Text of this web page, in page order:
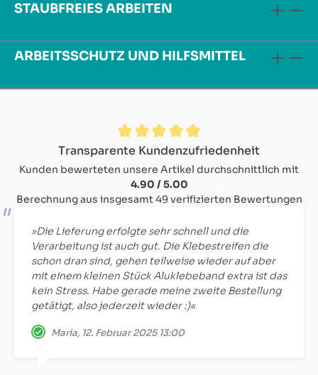
STAUBFREIES ARBEITEN
ARBEITSSCHUTZ UND HILFSMITTEL
Durchschnittliche Bewertung von 4.9 von 5 Sternen
Transparente Kundenzufriedenheit
Kunden bewerteten unsere Artikel durchschnittlich mit
4.90 / 5.00
Berechnung aus insgesamt 49 verifizierten Bewertungen
»Die Lieferung erfolgte sehr schnell und die
Verarbeitung ist auch gut. Die Klebestreifen die
schon dran sind, gehen teilweise wieder auf aber
mit einem kleinen Stück Aluklebeband extra ist das
kein Stress. Habe gerade meine zweite Bestellung
getätigt, also jederzeit wieder :)«
Maria, 12. Februar 2025 13:00